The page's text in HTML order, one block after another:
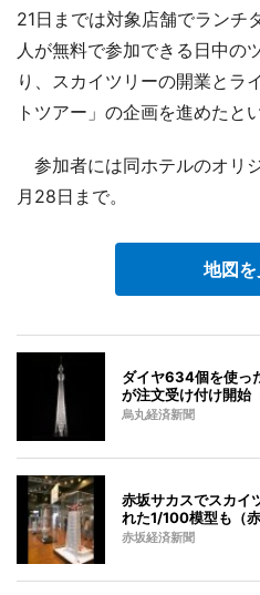
21日までは対象店舗でランチ
人が無料で参加できる日中の
り、スカイツリーの開業とラ
トツアー」の企画を進めたとい
参加者には同ホテルのオリ
月28日まで。
地図
ダイヤ634個を使っ
が注文受け付け開始
烏丸経済新聞
赤坂サカスでスカイ
れた1/100模型も（赤
赤坂経済新聞